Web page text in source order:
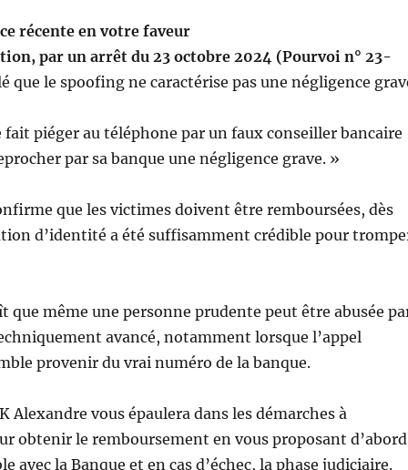
récente en votre faveur
par un arrêt du 23 octobre 2024 (Pourvoi n° 23-
que le spoofing ne caractérise pas une négligence
fait piéger au téléphone par un faux conseiller bancaire
par sa banque une négligence grave. »
que les victimes doivent être remboursées, dès
d’identité a été suffisamment crédible pour
que même une personne prudente peut être abusée
avancé, notamment lorsque l’appel
provenir du vrai numéro de la banque.
Alexandre vous épaulera dans les démarches à
obtenir le remboursement en vous proposant d’abord
avec la Banque et en cas d’échec, la phase judiciaire.